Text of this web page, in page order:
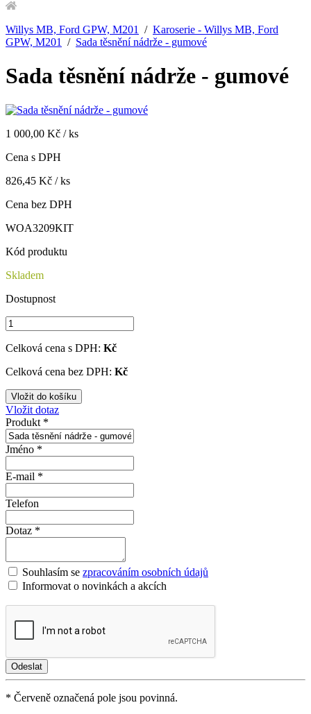
Willys MB, Ford GPW, M201 / Karoserie - Willys MB, Ford
GPW, M201
/ Sada těsnění nádrže - gumové
Sada těsnění nádrže - gumové
1 000,00 Kč / ks
Cena s DPH
826,45 Kč / ks
Cena bez DPH
WOA3209KIT
Kód produktu
Skladem
Dostupnost
Celková cena s DPH: Kč
Celková cena bez DPH: Kč
Vložit dotaz
Produkt *
Jméno *
E-mail *
Telefon
Dotaz *
Souhlasím se zpracováním osobních údajů
Informovat o novinkách a akcích
* Červeně označená pole jsou povinná.